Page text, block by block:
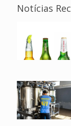
Notícias